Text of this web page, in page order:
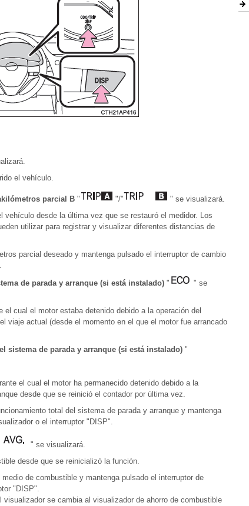
el vehículo.
parcial B " "/"
" se visualizará.
vehículo desde la última vez que se restauró el medidor. Los
utilizar para registrar y visualizar diferentes distancias de
parcial deseado y mantenga pulsado el interruptor de cambio
de parada y arranque (si está instalado) "
" se
cual el motor estaba detenido debido a la operación del
viaje actual (desde el momento en el que el motor fue arrancado
sistema de parada y arranque (si está instalado) "
el cual el motor ha permanecido detenido debido a la
desde que se reinició el contador por última vez.
total del sistema de parada y arranque y mantenga
o el interruptor "DISP".
" se visualizará.
desde que se reinicializó la función.
de combustible y mantenga pulsado el interruptor de
"DISP".
se cambia al visualizador de ahorro de combustible